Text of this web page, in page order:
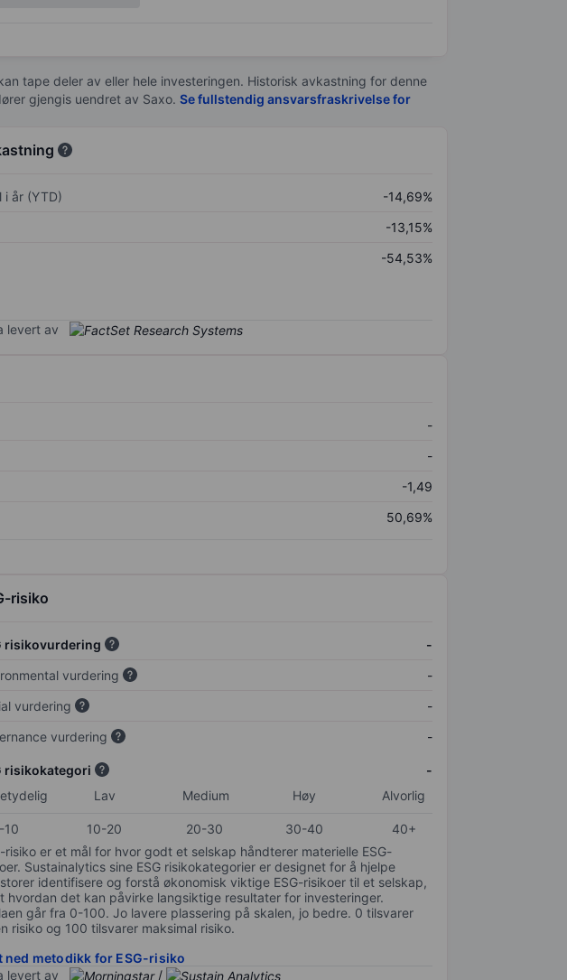
tape deler av eller hele investeringen. Historisk avkastning for denne
gjengis uendret av Saxo. Se fullstendig ansvarsfraskrivelse for
i år (YTD)
-14,69%
-13,15%
-54,53%
levert av
-
-
-1,49
50,69%
risiko
risikovurdering
-
vurdering
-
vurdering
-
vurdering
-
risikokategori
-
Lav Medium Høy Alvorlig
10 10-20 20-30 30-40
40+
risiko er et mål for hvor godt et selskap håndterer materielle ESG-
Sustainalytics sine ESG risikokategorier er designet for å hjelpe
identifisere og forstå økonomisk viktige ESG-risikoer til et selskap,
hvordan det kan påvirke langsiktige resultater for investeringer.
går fra 0-100. Jo lavere plassering på skalen, jo bedre. 0 tilsvarer
risiko og 100 tilsvarer maksimal risiko.
ned metodikk for ESG-risiko
levert av
/